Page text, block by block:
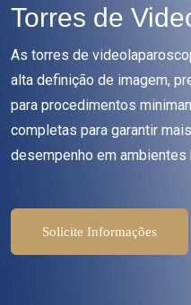
Torres de
As torres de
alta definição de imagem,
para procedimentos
completas para garantir
desempenho em
Solicite Informações